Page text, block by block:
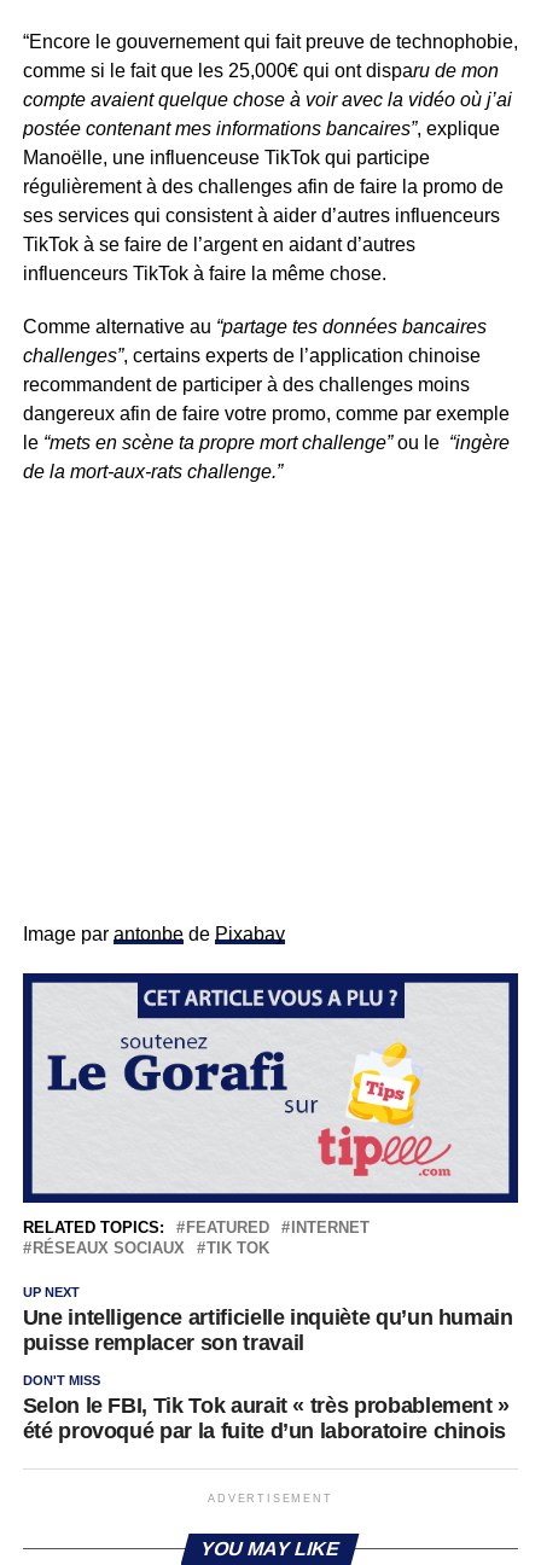
“Encore le gouvernement qui fait preuve de technophobie,
comme si le fait que les 25,000€ qui ont disparu de mon
compte avaient quelque chose à voir avec la vidéo où j’ai
postée contenant mes informations bancaires”, explique
Manoëlle, une influenceuse TikTok qui participe
régulièrement à des challenges afin de faire la promo de
ses services qui consistent à aider d’autres influenceurs
TikTok à se faire de l’argent en aidant d’autres
influenceurs TikTok à faire la même chose.
Comme alternative au “partage tes données bancaires
challenges”, certains experts de l’application chinoise
recommandent de participer à des challenges moins
dangereux afin de faire votre promo, comme par exemple
le“mets en scène ta propre mort challenge”ou le “ingère
de la mort-aux-rats challenge.”
Image par antonbede Pixabay
RELATED TOPICS: FEATURED
INTERNET
RÉSEAUX SOCIAUX
TIK TOK
UP NEXT
Une intelligence artificielle inquiète qu’un humain
puisse remplacer son travail
DON'T MISS
Selon le FBI, Tik Tok aurait « très probablement »
été provoqué par la fuite d’un laboratoire chinois
ADVERTISEMENT
YOU MAY LIKE